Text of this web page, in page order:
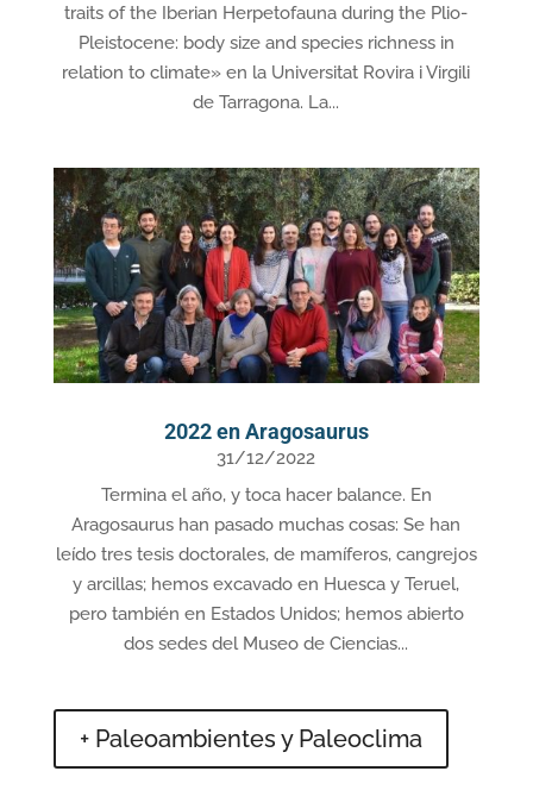
traits of the Iberian Herpetofauna during the Plio-
Pleistocene: body size and species richness in
relation to climate» en la Universitat Rovira i Virgili
de Tarragona. La...
2022 en Aragosaurus
31/12/2022
Termina el año, y toca hacer balance. En
Aragosaurus han pasado muchas cosas: Se han
leído tres tesis doctorales, de mamíferos, cangrejos
y arcillas; hemos excavado en Huesca y Teruel,
pero también en Estados Unidos; hemos abierto
dos sedes del Museo de Ciencias...
+ Paleoambientes y Paleoclima